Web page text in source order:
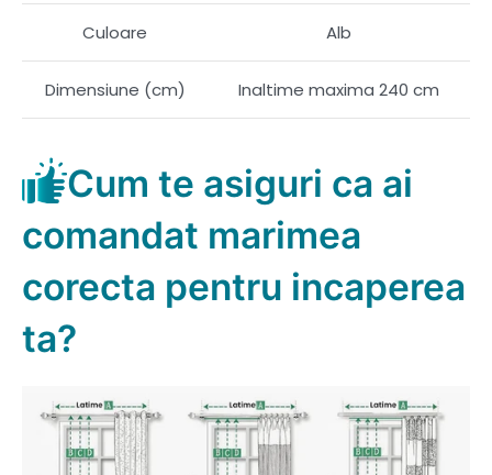
Culoare Alb
Dimensiune (cm) Inaltime maxima 240 cm
Cum te asiguri ca ai
comandat marimea
corecta pentru incaperea
ta?